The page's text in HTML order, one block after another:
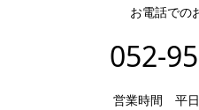
お電話での
052-
営業時間 平